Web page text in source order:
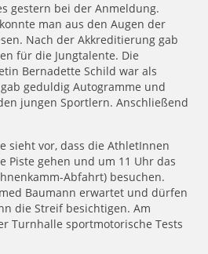
gestern bei der Anmeldung.
man aus den Augen der
Nach der Akkreditierung gab
für die Jungtalente. Die
Bernadette Schild war als
geduldig Autogramme und
jungen Sportlern. Anschließend
sieht vor, dass die AthletInnen
Piste gehen und um 11 Uhr das
Abfahrt) besuchen.
Baumann erwartet und dürfen
die Streif besichtigen. Am
Turnhalle sportmotorische Tests